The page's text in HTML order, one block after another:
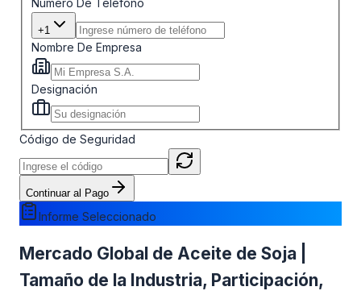
+1
Nombre De Empresa
Designación
Código de Seguridad
Continuar al Pago
Informe Seleccionado
Mercado Global de Aceite de Soja |
Tamaño de la Industria, Participación,